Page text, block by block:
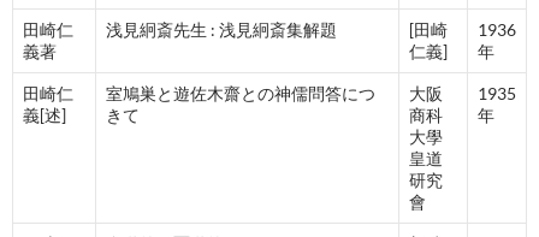
田崎仁
義著
浅見絅斎先生 : 浅見絅斎集解題
[田崎
仁義]
1936
年
田崎仁
義[述]
室鳩巣と遊佐木齋との神儒問答につ
きて
大阪
商科
大學
皇道
研究
會
1935
年